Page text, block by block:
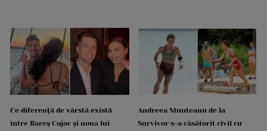
Ce diferență de vârstă există
între Rareș Cojoc și noua lui
Andreea Munteanu de la
Survivor s-a căsătorit civil cu